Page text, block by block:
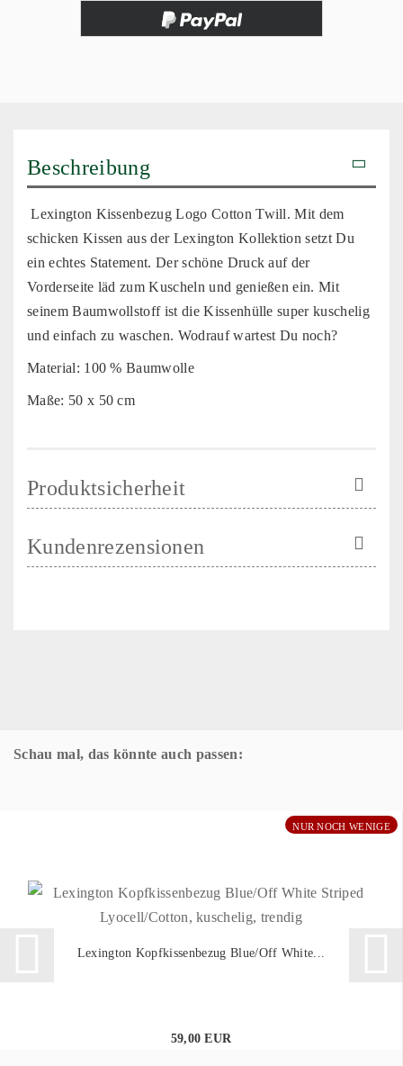
Beschreibung
Lexington Kissenbezug Logo Cotton Twill. Mit dem
schicken Kissen aus der Lexington Kollektion setzt Du
ein echtes Statement. Der schöne Druck auf der
Vorderseite läd zum Kuscheln und genießen ein. Mit
seinem Baumwollstoff ist die Kissenhülle super kuschelig
und einfach zu waschen. Wodrauf wartest Du noch?
Material: 100 % Baumwolle
Maße: 50 x 50 cm
Produktsicherheit
Kundenrezensionen
Schau mal, das könnte auch passen:
NUR NOCH WENIGE
Lexington Kopfkissenbezug Blue/Off White...
59,00 EUR